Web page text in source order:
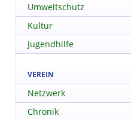
Umweltschutz
Kultur
Jugendhilfe
VEREIN
Netzwerk
Chronik